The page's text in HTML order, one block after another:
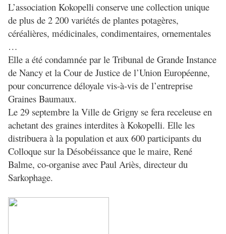
L’association Kokopelli conserve une collection unique
de plus de 2 200 variétés de plantes potagères,
céréalières, médicinales, condimentaires, ornementales
…
Elle a été condamnée par le Tribunal de Grande Instance
de Nancy et la Cour de Justice de l’Union Européenne,
pour concurrence déloyale vis-à-vis de l’entreprise
Graines Baumaux.
Le 29 septembre la Ville de Grigny se fera receleuse en
achetant des graines interdites à Kokopelli. Elle les
distribuera à la population et aux 600 participants du
Colloque sur la Désobéissance que le maire, René
Balme, co-organise avec Paul Ariès, directeur du
Sarkophage.